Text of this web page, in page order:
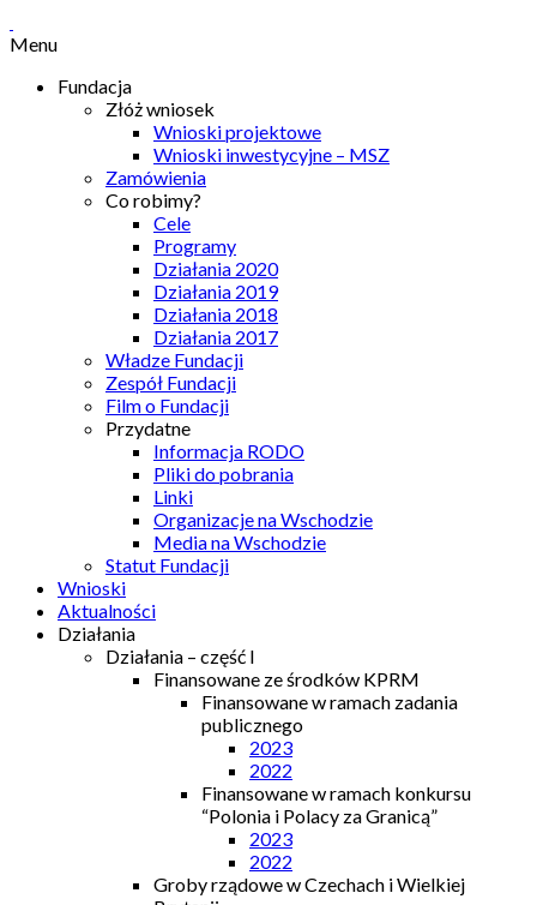
Menu
Fundacja
Złóż wniosek
Wnioski projektowe
Wnioski inwestycyjne – MSZ
Zamówienia
Co robimy?
Cele
Programy
Działania 2020
Działania 2019
Działania 2018
Działania 2017
Władze Fundacji
Zespół Fundacji
Film o Fundacji
Przydatne
Informacja RODO
Pliki do pobrania
Linki
Organizacje na Wschodzie
Media na Wschodzie
Statut Fundacji
Wnioski
Aktualności
Działania
Działania – część I
Finansowane ze środków KPRM
Finansowane w ramach zadania
publicznego
2023
2022
Finansowane w ramach konkursu
“Polonia i Polacy za Granicą”
2023
2022
Groby rządowe w Czechach i Wielkiej